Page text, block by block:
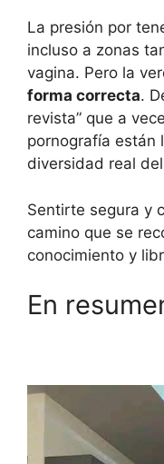
La presión por
incluso a zonas
vagina. Pero la
forma correcta.
revista” que a
pornografía están
diversidad real
Sentirte segura y
camino que se
conocimiento y
En